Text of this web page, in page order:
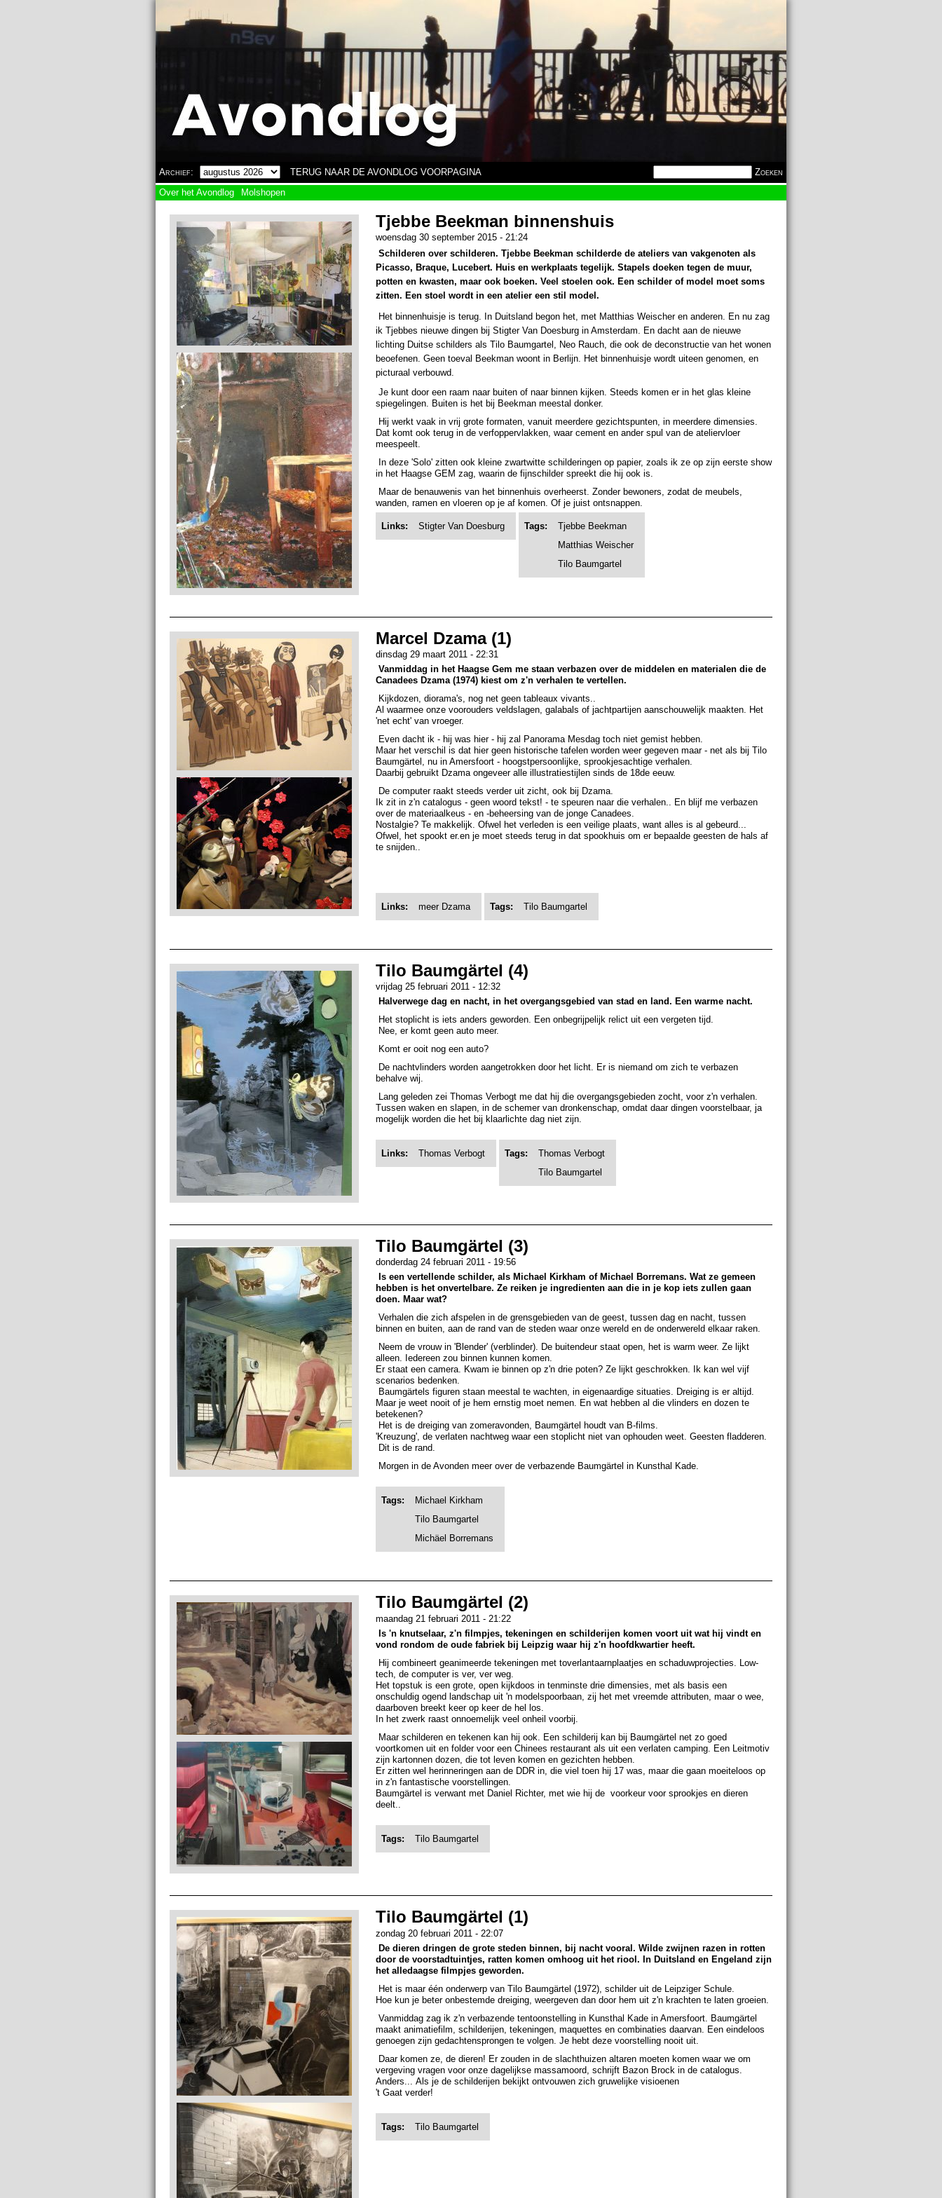
Archief: TERUG NAAR DE AVONDLOG VOORPAGINA
Over het Avondlog Molshopen
Tjebbe Beekman binnenshuis
woensdag 30 september 2015 - 21:24
Schilderen over schilderen. Tjebbe Beekman schilderde de ateliers van vakgenoten als
Picasso, Braque, Lucebert. Huis en werkplaats tegelijk. Stapels doeken tegen de muur,
potten en kwasten, maar ook boeken. Veel stoelen ook. Een schilder of model moet soms
zitten. Een stoel wordt in een atelier een stil model.
Het binnenhuisje is terug. In Duitsland begon het, met Matt­hias Weischer en anderen. En nu zag
ik Tjebbes nieuwe dingen bij Stigter Van Does­burg in Amsterdam. En dacht aan de nieuwe
lichting Duitse schilders als Tilo Baumgartel, Neo Rauch, die ook de deconstructie van het wonen
beoefenen. Geen toeval Beekman woont in Ber­lijn. Het binnenhuisje wordt uiteen genomen, en
picturaal verbouwd.
Je kunt door een raam naar buiten of naar binnen kijken. Steeds komen er in het glas kleine
spiegelingen. Buiten is het bij Beekman meestal donker.
Hij werkt vaak in vrij grote formaten, vanuit meerdere gezichtspunten, in meerdere dimensies.
Dat komt ook terug in de verfoppervlakken, waar cement en ander spul van de ateliervloer
meespeelt.
In deze 'Solo' zitten ook kleine zwartwitte schilderingen op papier, zoals ik ze op zijn eerste show
in het Haagse GEM zag, waarin de fijnschilder spreekt die hij ook is.
Maar de benauwenis van het binnenhuis overheerst. Zonder bewoners, zodat de meubels,
wanden, ramen en vloeren op je af komen. Of je juist ontsnappen.
Links: Stigter Van Doesburg Tags:
Tjebbe Beekman
Matthias Weischer
Tilo Baumgartel
Marcel Dzama (1)
dinsdag 29 maart 2011 - 22:31
Vanmiddag in het Haagse Gem me staan verbazen over de middelen en materialen die de
Canadees Dzama (1974) kiest om z'n verhalen te vertellen.
Kijkdozen, diorama's, nog net geen tableaux vivants..
Al waarmee onze voorouders veldslagen, galabals of jachtpartijen aanschouwelijk maakten. Het
'net echt' van vroeger.
Even dacht ik - hij was hier - hij zal Panorama Mesdag toch niet gemist hebben.
Maar het verschil is dat hier geen historische tafelen worden weer gegeven maar - net als bij Tilo
Baumgärtel, nu in Amersfoort - hoogstpersoonlijke, sprookjesachtige verhalen.
Daarbij gebruikt Dzama ongeveer alle illustratiestijlen sinds de 18de eeuw.
De computer raakt steeds verder uit zicht, ook bij Dzama.
Ik zit in z'n catalogus - geen woord tekst! - te speuren naar die verhalen.. En blijf me verbazen
over de materiaalkeus - en -beheersing van de jonge Canadees.
Nostalgie? Te makkelijk. Ofwel het verleden is een veilige plaats, want alles is al gebeurd...
Ofwel, het spookt er.en je moet steeds terug in dat spookhuis om er bepaalde geesten de hals af
te snijden..
Links: meer Dzama Tags: Tilo Baumgartel
Tilo Baumgärtel (4)
vrijdag 25 februari 2011 - 12:32
Halverwege dag en nacht, in het overgangsgebied van stad en land. Een warme nacht.
Het stoplicht is iets anders geworden. Een onbegrijpelijk relict uit een vergeten tijd.
Nee, er komt geen auto meer.
Komt er ooit nog een auto?
De nachtvlinders worden aangetrokken door het licht. Er is niemand om zich te verbazen
behalve wij.
Lang geleden zei Thomas Verbogt me dat hij die overgangsgebieden zocht, voor z'n verhalen.
Tussen waken en slapen, in de schemer van dronkenschap, omdat daar dingen voorstelbaar, ja
mogelijk worden die het bij klaarlichte dag niet zijn.
Links: Thomas Verbogt Tags:
Thomas Verbogt
Tilo Baumgartel
Tilo Baumgärtel (3)
donderdag 24 februari 2011 - 19:56
Is een vertellende schilder, als Michael Kirkham of Michael Borremans. Wat ze gemeen
hebben is het onvertelbare. Ze reiken je ingredienten aan die in je kop iets zullen gaan
doen. Maar wat?
Verhalen die zich afspelen in de grensgebieden van de geest, tussen dag en nacht, tussen
binnen en buiten, aan de rand van de steden waar onze wereld en de onderwereld elkaar raken.
Neem de vrouw in 'Blender' (verblinder). De buitendeur staat open, het is warm weer. Ze lijkt
alleen. Iedereen zou binnen kunnen komen.
Er staat een camera. Kwam ie binnen op z'n drie poten? Ze lijkt geschrokken. Ik kan wel vijf
scenarios bedenken.
Baumgärtels figuren staan meestal te wachten, in eigenaardige situaties. Dreiging is er altijd.
Maar je weet nooit of je hem ernstig moet nemen. En wat hebben al die vlinders en dozen te
betekenen?
Het is de dreiging van zomeravonden, Baumgärtel houdt van B-films.
'Kreuzung', de verlaten nachtweg waar een stoplicht niet van ophouden weet. Geesten fladderen.
Dit is de rand.
Morgen in de Avonden meer over de verbazende Baumgärtel in Kunsthal Kade.
Tags:
Michael Kirkham
Tilo Baumgartel
Michäel Borremans
Tilo Baumgärtel (2)
maandag 21 februari 2011 - 21:22
Is 'n knutselaar, z'n filmpjes, tekeningen en schilderijen komen voort uit wat hij vindt en
vond rondom de oude fabriek bij Leipzig waar hij z'n hoofdkwartier heeft.
Hij combineert geanimeerde tekeningen met toverlantaarnplaatjes en schaduwprojecties. Low-
tech, de computer is ver, ver weg.
Het topstuk is een grote, open kijkdoos in tenminste drie dimensies, met als basis een
onschuldig ogend landschap uit 'n modelspoorbaan, zij het met vreemde attributen, maar o wee,
daarboven breekt keer op keer de hel los.
In het zwerk raast onnoemelijk veel onheil voorbij.
Maar schilderen en tekenen kan hij ook. Een schilderij kan bij Baumgärtel net zo goed
voortkomen uit en folder voor een Chinees restaurant als uit een verlaten camping. Een Leitmotiv
zijn kartonnen dozen, die tot leven komen en gezichten hebben.
Er zitten wel herinneringen aan de DDR in, die viel toen hij 17 was, maar die gaan moeiteloos op
in z'n fantastische voorstellingen.
Baumgärtel is verwant met Daniel Richter, met wie hij de voorkeur voor sprookjes en dieren
deelt..
Tags: Tilo Baumgartel
Tilo Baumgärtel (1)
zondag 20 februari 2011 - 22:07
De dieren dringen de grote steden binnen, bij nacht vooral. Wilde zwijnen razen in rotten
door de voorstadtuintjes, ratten komen omhoog uit het riool. In Duitsland en Engeland zijn
het alledaagse filmpjes geworden.
Het is maar één onderwerp van Tilo Baumgärtel (1972), schilder uit de Leipziger Schule.
Hoe kun je beter onbestemde dreiging, weergeven dan door hem uit z'n krachten te laten groeien.
Vanmiddag zag ik z'n verbazende tentoonstelling in Kunsthal Kade in Amersfoort. Baumgärtel
maakt animatiefilm, schilderijen, tekeningen, maquettes en combinaties daarvan. Een eindeloos
genoegen zijn gedachtensprongen te volgen. Je hebt deze voorstelling nooit uit.
Daar komen ze, de dieren! Er zouden in de slachthuizen altaren moeten komen waar we om
vergeving vragen voor onze dagelijkse massamoord, schrijft Bazon Brock in de catalogus.
Anders... Als je de schilderijen bekijkt ontvouwen zich gruwelijke visioenen
't Gaat verder!
Tags: Tilo Baumgartel